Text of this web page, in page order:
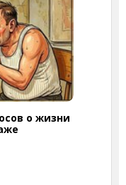
о жизни